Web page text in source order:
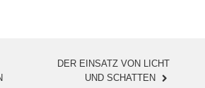
DER EINSATZ VON LICHT
UND SCHATTEN